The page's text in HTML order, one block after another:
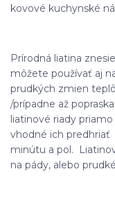
kovové kuchynské
Prírodná liatina
môžete používať aj
prudkých zmien
/prípadne až
liatinové riady
vhodné ich predhriať
minútu a pol.
na pády, alebo